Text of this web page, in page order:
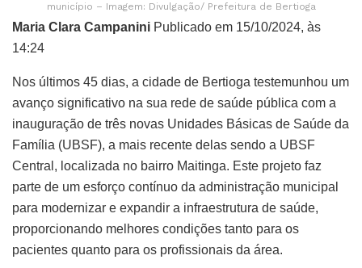
município – Imagem: Divulgação/ Prefeitura de Bertioga
Maria Clara Campanini Publicado em 15/10/2024, às
14:24
Nos últimos 45 dias, a cidade de Bertioga testemunhou um
avanço significativo na sua rede de saúde pública com a
inauguração de três novas Unidades Básicas de Saúde da
Família (UBSF), a mais recente delas sendo a UBSF
Central, localizada no bairro Maitinga. Este projeto faz
parte de um esforço contínuo da administração municipal
para modernizar e expandir a infraestrutura de saúde,
proporcionando melhores condições tanto para os
pacientes quanto para os profissionais da área.